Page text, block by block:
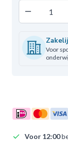
Decrease
Voor
Voor 12:00